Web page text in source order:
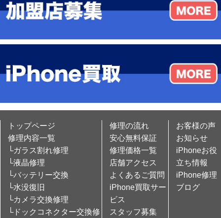
トップページ
修理内容一覧
└ガラス割れ修理
└液晶修理
└バッテリー交換
└水没復旧
└カメラ交換修理
└ドックコネクター交換修
修理の流れ
安心無料保証
修理価格一覧
店舗アクセス
よくあるご質問
iPhone買取サー
ビス
スタッフ募集
お客様の声
お知らせ
iPhoneお役
立ち情報
iPhone修理
ブログ